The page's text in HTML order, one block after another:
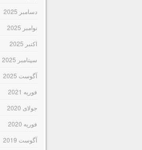
دسامبر 2025
نوامبر 2025
اکتبر 2025
سپتامبر 2025
آگوست 2025
فوریه 2021
جولای 2020
فوریه 2020
آگوست 2019